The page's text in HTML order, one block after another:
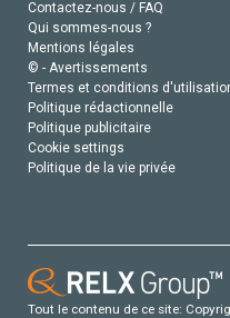
Contactez-nous / FAQ
Qui sommes-nous ?
Mentions légales
© - Avertissements
Termes et conditions
Politique rédactionnelle
Politique publicitaire
Cookie settings
Politique de la vie privée
Tout le contenu de ce site: